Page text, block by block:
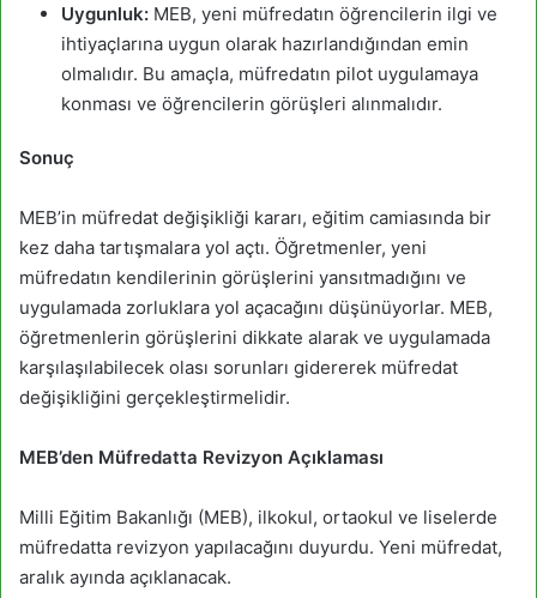
Uygunluk: MEB, yeni müfredatın öğrencilerin ilgi ve
ihtiyaçlarına uygun olarak hazırlandığından emin
olmalıdır. Bu amaçla, müfredatın pilot uygulamaya
konması ve öğrencilerin görüşleri alınmalıdır.
Sonuç
MEB’in müfredat değişikliği kararı, eğitim camiasında bir
kez daha tartışmalara yol açtı. Öğretmenler, yeni
müfredatın kendilerinin görüşlerini yansıtmadığını ve
uygulamada zorluklara yol açacağını düşünüyorlar. MEB,
öğretmenlerin görüşlerini dikkate alarak ve uygulamada
karşılaşılabilecek olası sorunları gidererek müfredat
değişikliğini gerçekleştirmelidir.
MEB’den Müfredatta Revizyon Açıklaması
Milli Eğitim Bakanlığı (MEB), ilkokul, ortaokul ve liselerde
müfredatta revizyon yapılacağını duyurdu. Yeni müfredat,
aralık ayında açıklanacak.